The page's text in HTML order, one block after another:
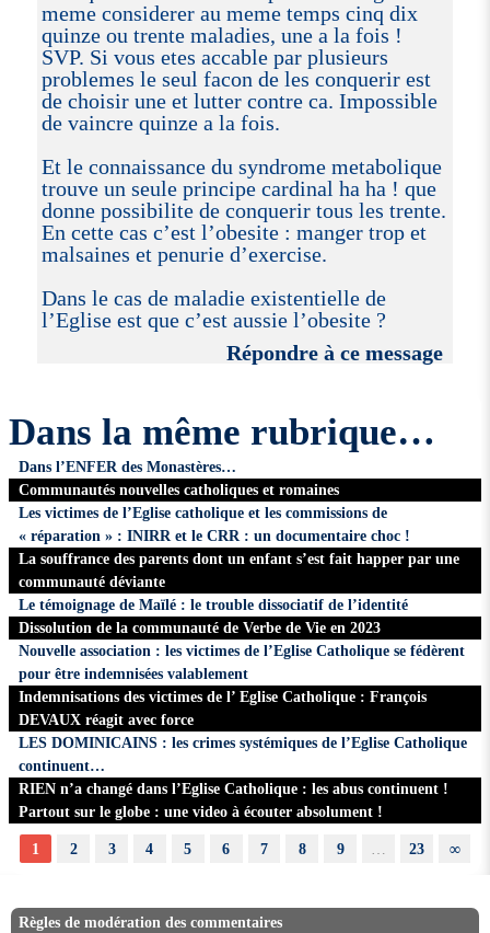
meme considerer au meme temps cinq dix
quinze ou trente maladies, une a la fois !
SVP. Si vous etes accable par plusieurs
problemes le seul facon de les conquerir est
de choisir une et lutter contre ca. Impossible
de vaincre quinze a la fois.
Et le connaissance du syndrome metabolique
trouve un seule principe cardinal ha ha ! que
donne possibilite de conquerir tous les trente.
En cette cas c’est l’obesite : manger trop et
malsaines et penurie d’exercise.
Dans le cas de maladie existentielle de
l’Eglise est que c’est aussie l’obesite ?
Répondre à ce message
Dans la même rubrique…
Dans l’ENFER des Monastères…
Communautés nouvelles catholiques et romaines
Les victimes de l’Eglise catholique et les commissions de
« réparation » : INIRR et le CRR : un documentaire choc !
La souffrance des parents dont un enfant s’est fait happer par une
communauté déviante
Le témoignage de Maïlé : le trouble dissociatif de l’identité
Dissolution de la communauté de Verbe de Vie en 2023
Nouvelle association : les victimes de l’Eglise Catholique se fédèrent
pour être indemnisées valablement
Indemnisations des victimes de l’ Eglise Catholique : François
DEVAUX réagit avec force
LES DOMINICAINS : les crimes systémiques de l’Eglise Catholique
continuent…
RIEN n’a changé dans l’Eglise Catholique : les abus continuent !
Partout sur le globe : une video à écouter absolument !
1 2 3 4 5 6 7 8 9 … 23 ∞
Règles de modération des commentaires